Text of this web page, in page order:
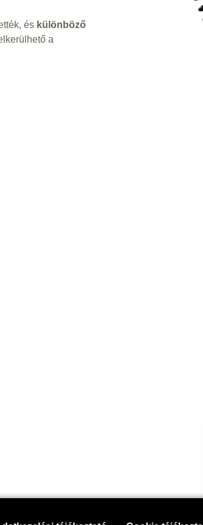
és különböző
a